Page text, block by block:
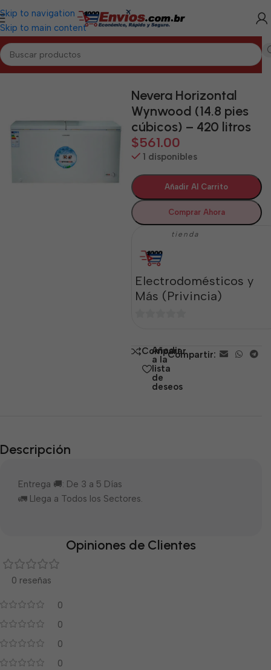
Skip to navigation
Skip to main content
Inicio/GUANTÁNAMO/Electrodomésticos Guantánamo
Nevera Horizontal
Wynwood (14.8 pies
cúbicos) – 420 litros
$561.00
1 disponibles
Añadir Al Carrito
Comprar Ahora
tienda
Electrodomésticos y
Más (Privincia)
5 Comparar
Añadir
a la
lista
de
deseos
Compartir:
Descripción
Entrega 🚚: De 3 a 5 Días
🚛 Llega a Todos los Sectores.
Opiniones de Clientes
0 reseñas
0
0
0
0